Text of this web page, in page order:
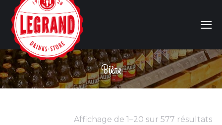
Bière
Vous êtes ici :
Affichage de 1–20 sur 577 résultats